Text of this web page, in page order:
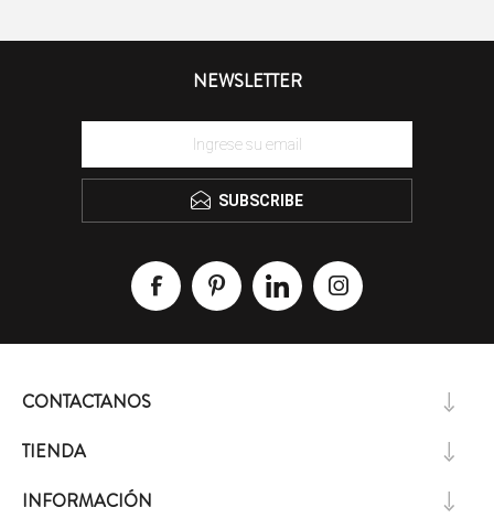
NEWSLETTER
SUBSCRIBE
CONTACTANOS
TIENDA
INFORMACIÓN